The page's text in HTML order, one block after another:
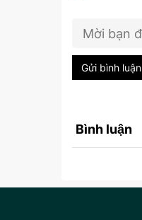
Gửi bình luận
Bình luận